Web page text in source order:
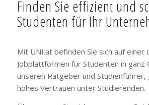
Finden Sie effizient und
Studenten für Ihr
Mit UNI.at befinden Sie sich auf
Jobplattformen für Studenten in ganz
unseren Ratgeber und Studienführer,
hohes Vertrauen unter Studierenden.